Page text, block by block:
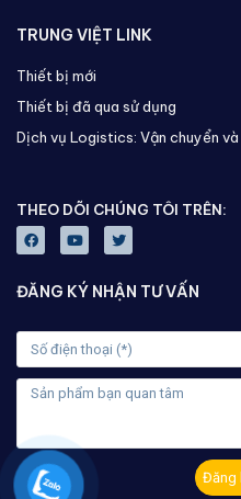
TRUNG VIỆT LINK
Thiết bị mới
Thiết bị đã qua sử dụng
Dịch vụ Logistics: Vận chuyển
THEO DÕI CHÚNG TÔI TRÊN:
ĐĂNG KÝ NHẬN TƯ VẤN
Đăng